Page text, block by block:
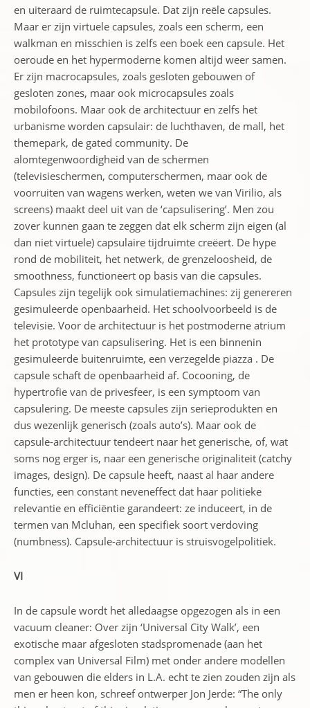
en uiteraard de ruimtecapsule. Dat zijn reële capsules.
Maar er zijn virtuele capsules, zoals een scherm, een
walkman en misschien is zelfs een boek een capsule. Het
oeroude en het hypermoderne komen altijd weer samen.
Er zijn macrocapsules, zoals gesloten gebouwen of
gesloten zones, maar ook microcapsules zoals
mobilofoons. Maar ook de architectuur en zelfs het
urbanisme worden capsulair: de luchthaven, de mall, het
themepark, de gated community. De
alomtegenwoordigheid van de schermen
(televisieschermen, computerschermen, maar ook de
voorruiten van wagens werken, weten we van Virilio, als
screens) maakt deel uit van de ‘capsulisering’. Men zou
zover kunnen gaan te zeggen dat elk scherm zijn eigen (al
dan niet virtuele) capsulaire tijdruimte creëert. De hype
rond de mobiliteit, het netwerk, de grenzeloosheid, de
smoothness, functioneert op basis van die capsules.
Capsules zijn tegelijk ook simulatiemachines: zij genereren
gesimuleerde openbaarheid. Het schoolvoorbeeld is de
televisie. Voor de architectuur is het postmoderne atrium
het prototype van capsulisering. Het is een binnenin
gesimuleerde buitenruimte, een verzegelde piazza . De
capsule schaft de openbaarheid af. Cocooning, de
hypertrofie van de privesfeer, is een symptoom van
capsulering. De meeste capsules zijn serieprodukten en
dus wezenlijk generisch (zoals auto’s). Maar ook de
capsule-architectuur tendeert naar het generische, of, wat
soms nog erger is, naar een generische originaliteit (catchy
images, design). De capsule heeft, naast al haar andere
functies, een constant neveneffect dat haar politieke
relevantie en efficiëntie garandeert: ze induceert, in de
termen van Mcluhan, een specifiek soort verdoving
(numbness). Capsule-architectuur is struisvogelpolitiek.
VI
In de capsule wordt het alledaagse opgezogen als in een
vacuum cleaner: Over zijn ‘Universal City Walk’, een
exotische maar afgesloten stadspromenade (aan het
complex van Universal Film) met onder andere modellen
van gebouwen die elders in L.A. echt te zien zouden zijn als
men er heen kon, schreef ontwerper Jon Jerde: “The only